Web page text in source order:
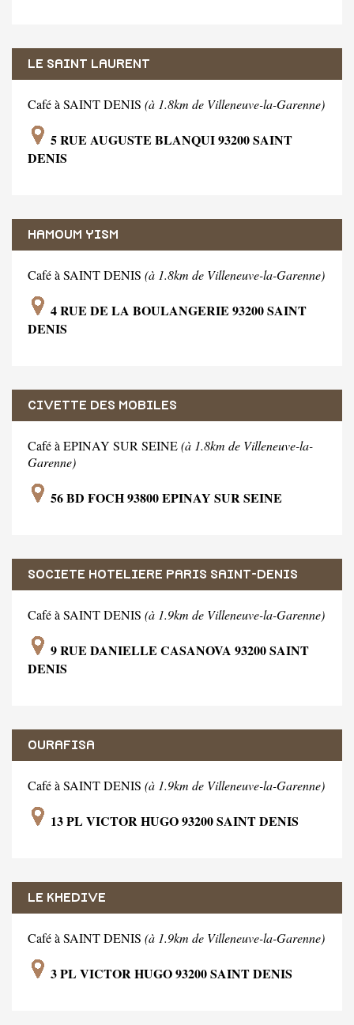
LE SAINT LAURENT
Café à SAINT DENIS (à 1.8km de Villeneuve-la-Garenne)
5 RUE AUGUSTE BLANQUI 93200 SAINT
DENIS
HAMOUM YISM
Café à SAINT DENIS (à 1.8km de Villeneuve-la-Garenne)
4 RUE DE LA BOULANGERIE 93200 SAINT
DENIS
CIVETTE DES MOBILES
Café à EPINAY SUR SEINE(à 1.8km de Villeneuve-la-
Garenne)
56 BD FOCH 93800 EPINAY SUR SEINE
SOCIETE HOTELIERE PARIS SAINT-DENIS
Café à SAINT DENIS (à 1.9km de Villeneuve-la-Garenne)
9 RUE DANIELLE CASANOVA 93200 SAINT
DENIS
OURAFISA
Café à SAINT DENIS (à 1.9km de Villeneuve-la-Garenne)
13 PL VICTOR HUGO 93200 SAINT DENIS
LE KHEDIVE
Café à SAINT DENIS (à 1.9km de Villeneuve-la-Garenne)
3 PL VICTOR HUGO 93200 SAINT DENIS